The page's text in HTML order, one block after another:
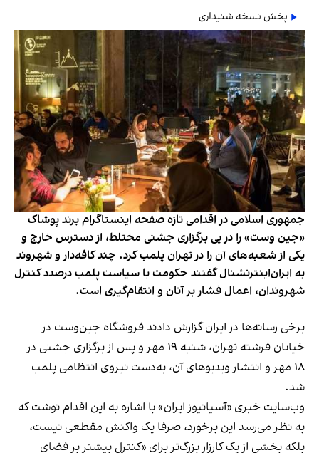
پخش نسخه شنیداری
جمهوری اسلامی در اقدامی تازه صفحه اینستاگرام برند پوشاک
«جین وست» را در پی برگزاری جشنی مختلط، از دسترس خارج و
یکی از شعبه‌های آن را در تهران پلمب کرد. چند کافه‌‌دار و شهروند
به ایران‌اینترنشنال گفتند حکومت با سیاست پلمب درصدد کنترل
شهروندان، اعمال فشار بر آنان و انتقام‌گیری است.
برخی رسانه‌ها در ایران گزارش دادند فروشگاه جین‌وست در
خیابان فرشته تهران، شنبه ۱۹ مهر و پس از برگزاری جشنی در
۱۸ مهر و انتشار ویدیوهای آن، به‌دست نیروی انتظامی پلمب
شد.
وب‌سایت خبری «آسیانیوز ایران» با اشاره به این اقدام نوشت که
به نظر می‌رسد این برخورد، صرفا یک واکنش مقطعی نیست،
بلکه بخشی از یک کارزار بزرگ‌تر برای «کنترل بیشتر بر فضای